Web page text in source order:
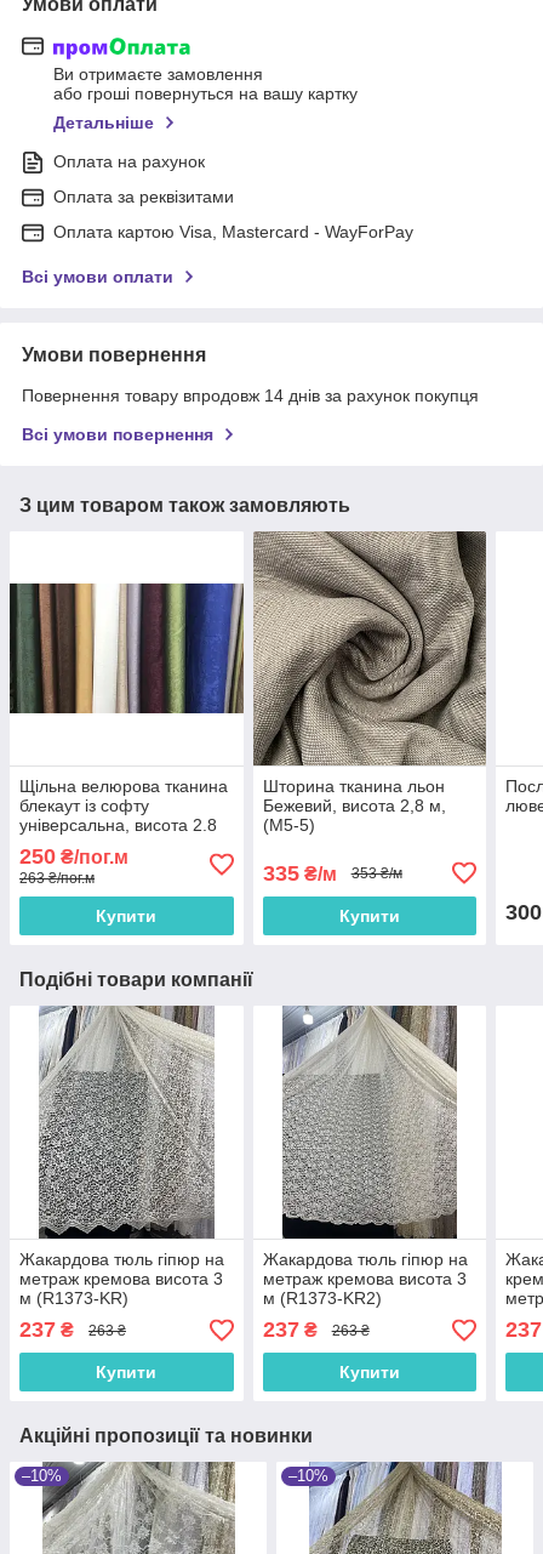
Ви отримаєте замовлення
або гроші повернуться на вашу картку
Детальніше
Оплата на рахунок
Оплата за реквізитами
Оплата картою Visa, Mastercard - WayForPay
Всі умови оплати
Умови повернення
Повернення товару впродовж 14 днів за рахунок покупця
Всі умови повернення
З цим товаром також замовляють
Щільна велюрова тканина
блекаут із софту
універсальна, висота 2.8
250 ₴/пог.м
263 ₴/пог.м
Купити
Шторина тканина льон
Бежевий, висота 2,8 м,
(M5-5)
335₴/м 353 ₴/м
Купити 300
Подібні товари компанії
Жакардова тюль гіпюр на
метраж кремова висота 3
м (R1373-KR)
237 ₴ 263 ₴
Купити
Жакардова тюль гіпюр на
метраж кремова висота 3
м (R1373-KR2)
237₴ 263 ₴
Купити
237
Акційні пропозиції та новинки
–10% –10%